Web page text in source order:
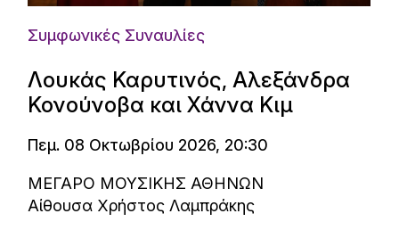
Συμφωνικές Συναυλίες
Λουκάς Καρυτινός, Αλεξάνδρα
Κονούνοβα και Χάννα Κιμ
Πεμ. 08 Οκτωβρίου 2026, 20:30
ΜΕΓΑΡΟ ΜΟΥΣΙΚΗΣ ΑΘΗΝΩΝ
Αίθουσα Χρήστος Λαμπράκης